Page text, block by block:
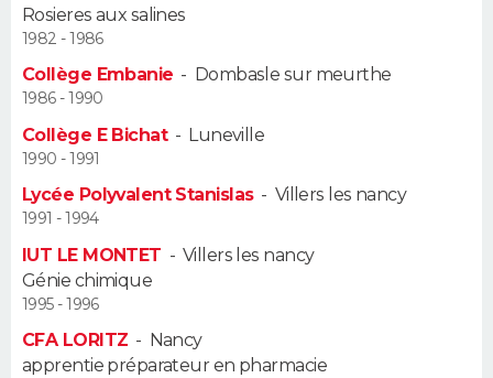
Alimentation
Guide de la santé
Maladies
Médicaments
Sommeil
Destinations
City break
Voyage nature
Voyage de noces
Forum
Climat
+
PHOTO
GUIDES D'ACHAT
BONS PLANS
CARTE DE VOEUX
Carte de Noël
Carte Bonne année
Carte Saint-Valentin
Carte Pâques
Carte d'anniversaire
DICTIONNAIRE
Dictionnaire
Biographies
Citations
Expressions
Proverbes
PROGRAMME TV
Rosieres aux salines
1982 - 1986
Collège Embanie - Dombasle sur meurthe
1986 - 1990
Collège E Bichat- Luneville
1990 - 1991
Lycée Polyvalent Stanislas- Villers les nancy
1991 - 1994
IUT LE MONTET - Villers les nancy
Génie chimique
1995 - 1996
CFA LORITZ - Nancy
apprentie préparateur en pharmacie